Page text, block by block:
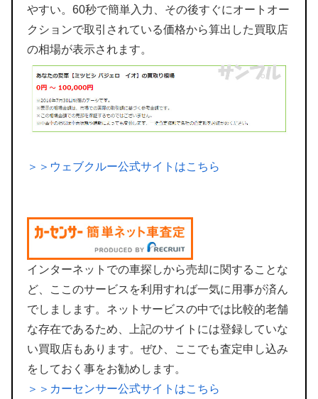
やすい。60秒で簡単入力、その後すぐにオートオー
クションで取引されている価格から算出した買取店
の相場が表示されます。
＞＞ウェブクルー公式サイトはこちら
インターネットでの車探しから売却に関することな
ど、ここのサービスを利用すれば一気に用事が済ん
でしまします。ネットサービスの中では比較的老舗
な存在であるため、上記のサイトには登録していな
い買取店もあります。ぜひ、ここでも査定申し込み
をしておく事をお勧めします。
＞＞カーセンサー公式サイトはこちら